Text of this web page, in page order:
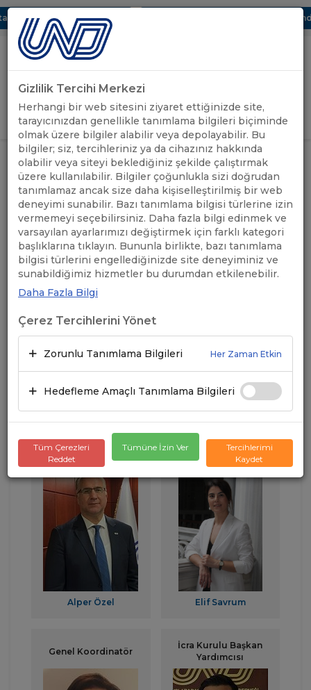
Bölümü Hakkında UND, Yunanistan Vize Başvurularında
Uluslararası Nakliyeciler Derneği
GİRİŞ YAP
İCRA KURULU
İcra Kurulu
Birimler
Temsilcilikler
İcra Kurulu
İcra Kurulu Başkanı
Alper Özel
İcra Kurulu Başkan
Yardımcısı
Elif Savrum
Genel Koordinatör
İcra Kurulu Başkan
Yardımcısı
Gizlilik Tercihi Merkezi
Herhangi bir web sitesini ziyaret ettiğinizde site,
tarayıcınızdan genellikle tanımlama bilgileri biçiminde
olmak üzere bilgiler alabilir veya depolayabilir. Bu
bilgiler; siz, tercihleriniz ya da cihazınız hakkında
olabilir veya siteyi beklediğiniz şekilde çalıştırmak
üzere kullanılabilir. Bilgiler çoğunlukla sizi doğrudan
tanımlamaz ancak size daha kişiselleştirilmiş bir web
deneyimi sunabilir. Bazı tanımlama bilgisi türlerine izin
vermemeyi seçebilirsiniz. Daha fazla bilgi edinmek ve
varsayılan ayarlarımızı değiştirmek için farklı kategori
başlıklarına tıklayın. Bununla birlikte, bazı tanımlama
bilgisi türlerini engellediğinizde site deneyiminiz ve
sunabildiğimiz hizmetler bu durumdan etkilenebilir.
Daha Fazla Bilgi
Çerez Tercihlerini Yönet
Zorunlu Tanımlama Bilgileri Her Zaman Etkin
Hedefleme Amaçlı Tanımlama Bilgileri
Tüm Çerezleri
Reddet
Tümüne İzin Ver
Tercihlerimi
Kaydet